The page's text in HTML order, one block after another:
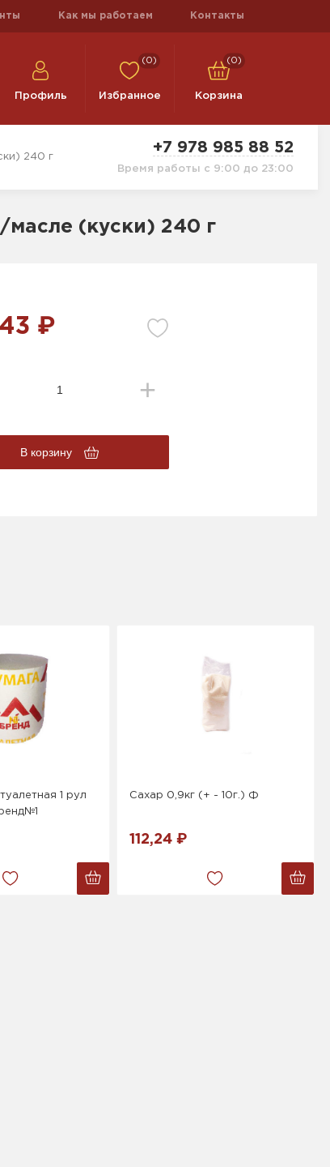
Как мы работаем Контакты
Профиль
(0)
Избранное
(0)
Корзина
240 г
+7 978 985 88 52
Время работы с 9:00 до 23:00
(куски) 240 г
₽
В корзину
1 рул
Сахар 0,9кг (+ - 10г.) Ф
112,24 ₽